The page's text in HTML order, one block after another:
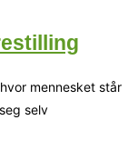
mennesket står
selv